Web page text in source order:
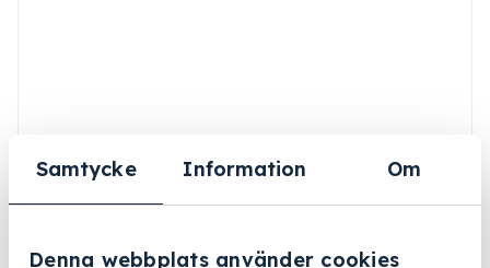
Samtycke Information Om
Denna webbplats använder cookies